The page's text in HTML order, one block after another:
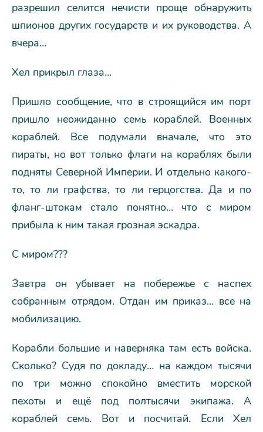
разрешил селится нечисти проще обнаружить
шпионов других государств и их руководства. А
вчера…
Хел прикрыл глаза…
Пришло сообщение, что в строящийся им порт
пришло неожиданно семь кораблей. Военных
кораблей. Все подумали вначале, что это
пираты, но вот только флаги на кораблях были
подняты Северной Империи. И отдельно какого-
то, то ли графства, то ли герцогства. Да и по
фланг-штокам стало понятно… что с миром
прибыла к ним такая грозная эскадра.
С миром???
Завтра он убывает на побережье с наспех
собранным отрядом. Отдан им приказ… все на
мобилизацию.
Корабли большие и наверняка там есть войска.
Сколько? Судя по докладу… на каждом тысячи
по три можно спокойно вместить морской
пехоты и ещё под полтысячи экипажа. А
кораблей семь. Вот и посчитай. Если Хел